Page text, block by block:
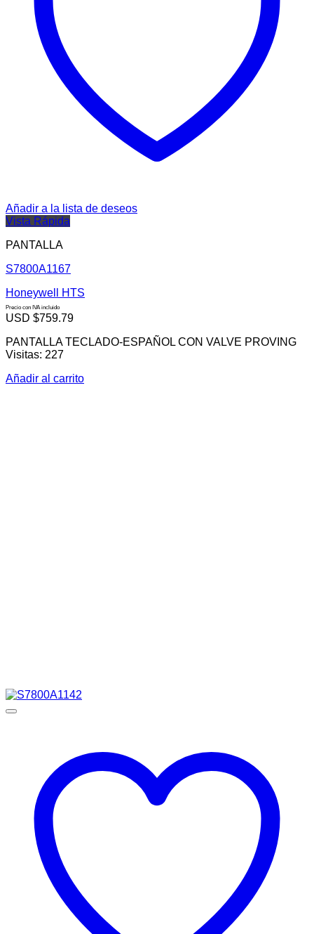
Añadir a la lista de deseos
Vista Rápida
PANTALLA
S7800A1167
Honeywell HTS
Precio con IVA incluido
USD $759.79
PANTALLA TECLADO-ESPAÑOL CON VALVE PROVING
Visitas: 227
Añadir al carrito